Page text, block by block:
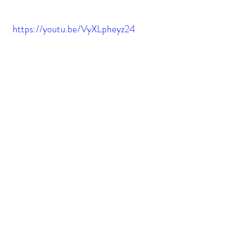
https://youtu.be/VyXLpheyz24